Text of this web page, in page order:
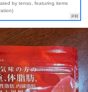
by tenso, featuring items